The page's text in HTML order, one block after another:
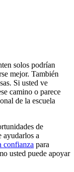
solos podrían
mejor. También
. Si usted ve
camino o parece
de la escuela
de
ayudarlos a
confianza para
usted puede apoyar